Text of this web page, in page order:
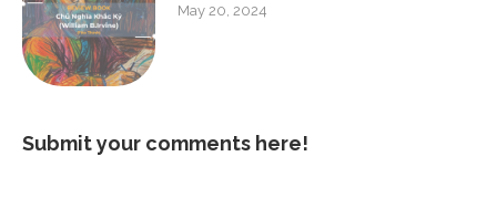
May 20, 2024
Submit your comments here!